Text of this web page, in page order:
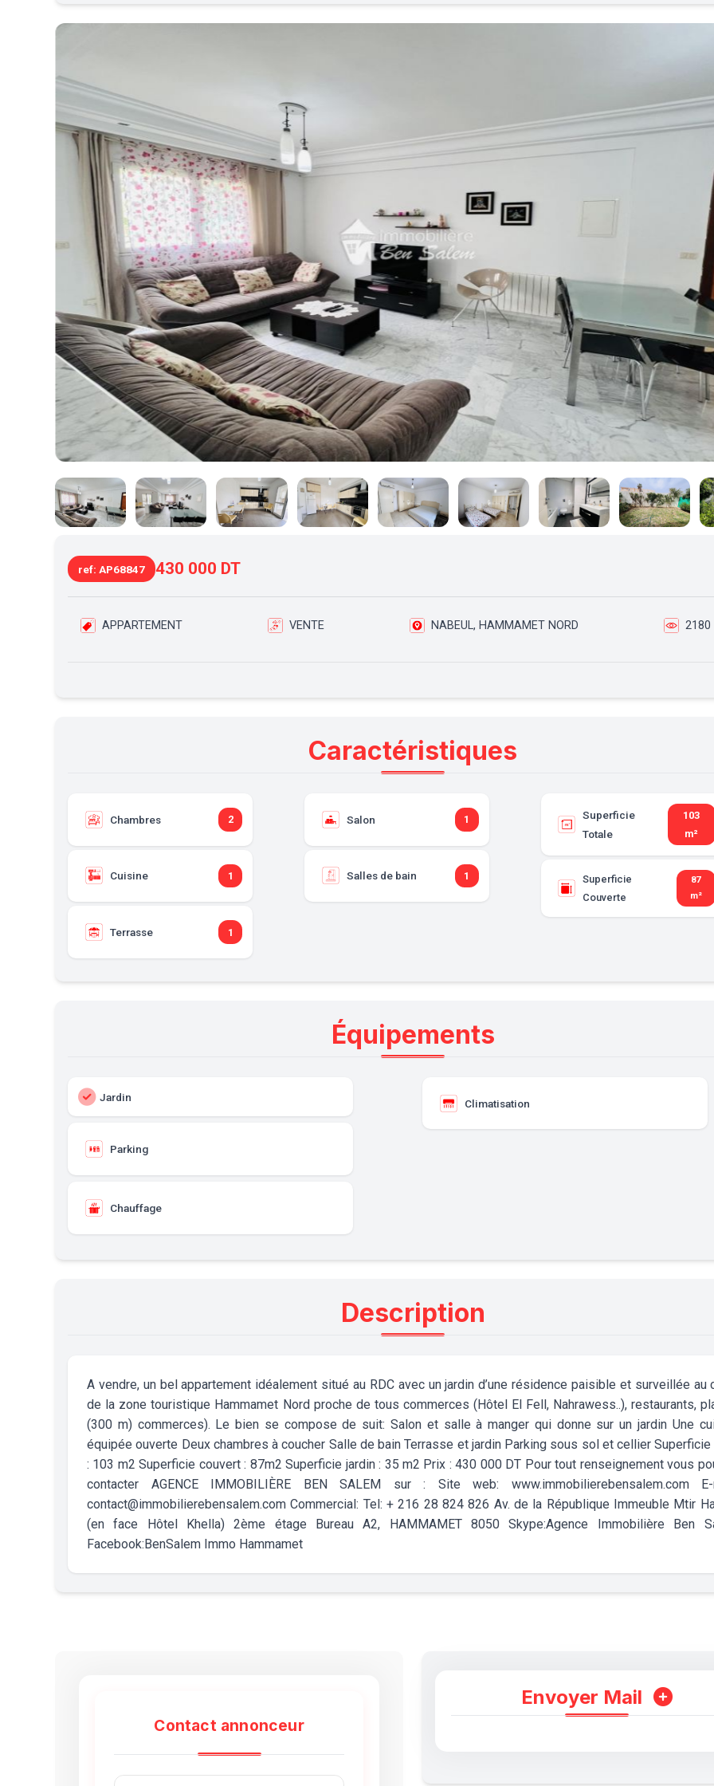
ref: AP68847 430 000 DT
APPARTEMENT VENTE NABEUL, HAMMAMET NORD 2180
Caractéristiques
Chambres 2
Cuisine 1
Terrasse 1
Salon 1
Salles de bain 1
Superficie
Totale
103
m²
Superficie
Couverte
87
m²
Équipements
Jardin
Parking
Chauffage
Climatisation
Description
A vendre, un bel appartement idéalement situé au RDC avec un jardin d’une résidence paisible et surveillée au
de la zone touristique Hammamet Nord proche de tous commerces (Hôtel El Fell, Nahrawess..), restaurants,
(300 m) commerces). Le bien se compose de suit: Salon et salle à manger qui donne sur un jardin Une
équipée ouverte Deux chambres à coucher Salle de bain Terrasse et jardin Parking sous sol et cellier
: 103 m2 Superficie couvert : 87m2 Superficie jardin : 35 m2 Prix : 430 000 DT Pour tout renseignement vous
contacter AGENCE IMMOBILIÈRE BEN SALEM sur : Site web: www.immobilierebensalem.com E-
contact@immobilierebensalem.com Commercial: Tel: + 216 28 824 826 Av. de la République Immeuble Mtir
(en face Hôtel Khella) 2ème étage Bureau A2, HAMMAMET 8050 Skype:Agence Immobilière Ben
Facebook:BenSalem Immo Hammamet
Contact annonceur
Envoyer Mail